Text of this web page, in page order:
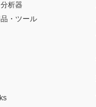
析器
・ツール